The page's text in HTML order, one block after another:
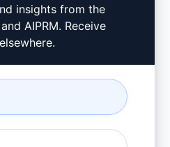
설치 방법
Google 크롬
Microsoft Edge
insights from the
AIPRM. Receive